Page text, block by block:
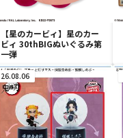
【星のカービィ】星のカー
ビィ 30thBIGぬいぐるみ第
一弾
26.08.06